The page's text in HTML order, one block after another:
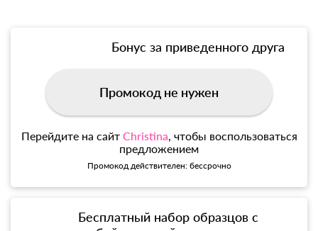
Бонус за приведенного друга
Промокод не нужен
Перейдите на сайт Christina, чтобы воспользоваться
предложением
Промокод действителен: бессрочно
Бесплатный набор образцов с